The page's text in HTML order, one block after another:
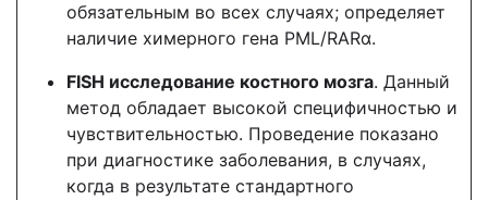
обязательным во всех случаях; определяет
наличие химерного гена PML/RARα.
FISH исследование костного мозга. Данный
метод обладает высокой специфичностью и
чувствительностью. Проведение показано
при диагностике заболевания, в случаях,
когда в результате стандартного